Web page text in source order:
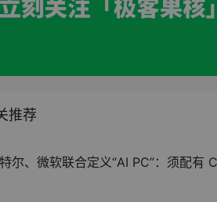
推荐
尔、微软联合定义“AI PC”：须配有